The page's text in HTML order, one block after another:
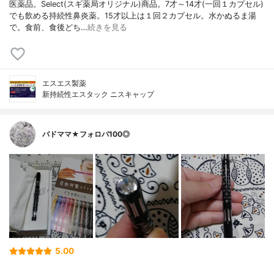
医薬品。Select(スギ薬局オリジナル)商品。7才～14才(一回１カプセル)
でも飲める持続性鼻炎薬。15才以上は１回２カプセル。水かぬるま湯
で。食前、食後どち…続きを見る
エスエス製薬
新持続性エスタック ニスキャップ
バドママ★フォロバ100◎
5.00